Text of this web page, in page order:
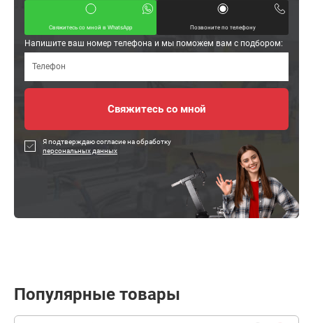
Свяжитесь со мной в WhatsApp Позвоните по телефону
Напишите ваш номер телефона и мы поможем вам с подбором:
Я подтверждаю согласие на обработку
персональных данных
Популярные товары